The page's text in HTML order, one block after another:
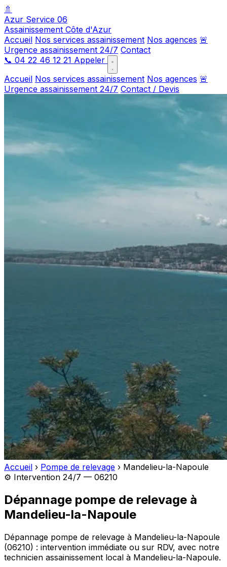
🚿
Azur Service 06
Assainissement Côte d'Azur
Accueil Nos services assainissement Nos agences 🚨
Urgence assainissement 24/7 Contact
📞 04 22 46 12 21 Appeler
Accueil Nos services assainissement Nos agences 🚨
Urgence assainissement 24/7 Contact / Devis
Accueil › Pompe de relevage › Mandelieu-la-Napoule
⚙️ Intervention 24/7 — 06210
Dépannage pompe de relevage à
Mandelieu-la-Napoule
Dépannage pompe de relevage à Mandelieu-la-Napoule
(06210) : intervention immédiate ou sur RDV, avec notre
technicien assainissement local à Mandelieu-la-Napoule.